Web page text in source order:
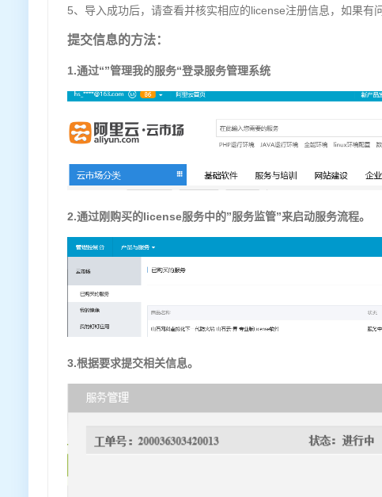
5、导入成功后，请查看并核实相应的license注册信息，如果有
提交信息的方法：
1.通过“”管理我的服务“登录服务管理系统
2.通过刚购买的license服务中的”服务监管”来启动服务流程。
3.根据要求提交相关信息。